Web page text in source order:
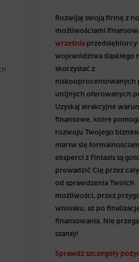
Rozwijaj swoją firmę z
możliwościami
września przedsiębiorcy
województwa śląskiego
skorzystać z
niskooprocentowanych
unijnych oferowanych
Uzyskaj atrakcyjne
finansowe, które
rozwoju Twojego
martw się
eksperci z Fintaxis są
prowadzić Cię przez
od sprawdzenia Twoich
możliwości, przez
wniosku, aż po
finansowania. Nie
szansy!
Sprawdź szczegóły